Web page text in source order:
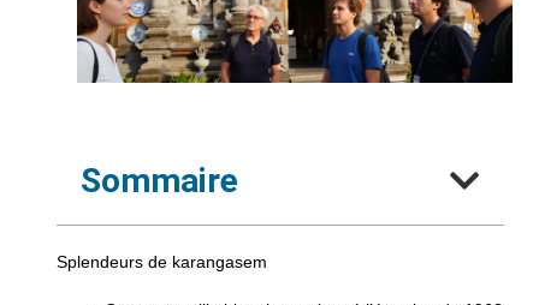
Sommaire
Splendeurs de karangasem